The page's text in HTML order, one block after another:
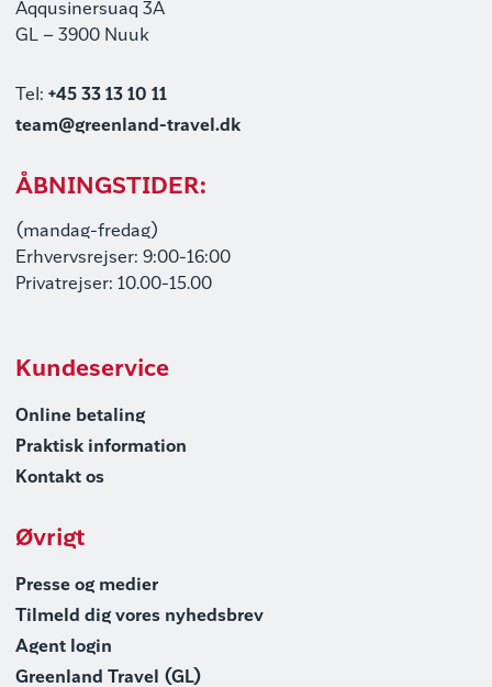
Aqqusinersuaq 3A
GL – 3900 Nuuk
Tel: +45 33 13 10 11
team@greenland-travel.dk
ÅBNINGSTIDER:
(mandag-fredag)
Erhvervsrejser: 9:00-16:00
Privatrejser: 10.00-15.00
Kundeservice
Online betaling
Praktisk information
Kontakt os
Øvrigt
Presse og medier
Tilmeld dig vores nyhedsbrev
Agent login
Greenland Travel (GL)